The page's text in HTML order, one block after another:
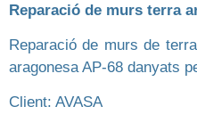
Reparació de murs terra
Reparació de murs de
aragonesa AP-68 danyats
Client: AVASA